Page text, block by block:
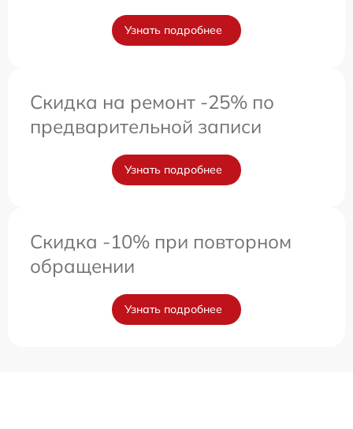
Узнать подробнее
Скидка на ремонт -25% по
предварительной записи
Узнать подробнее
Скидка -10% при повторном
обращении
Узнать подробнее